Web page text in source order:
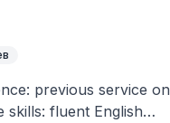
previous service on
skills: fluent English